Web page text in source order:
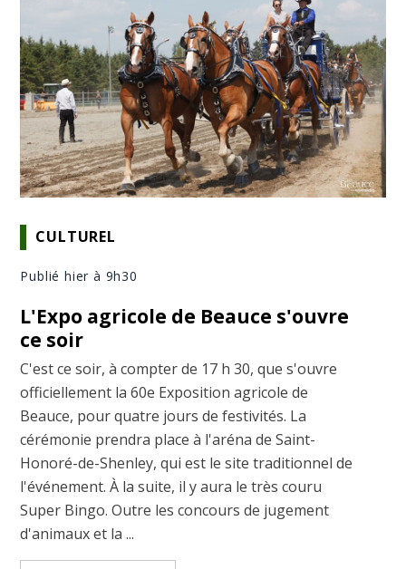
CULTUREL
Publié hier à 9h30
L'Expo agricole de Beauce s'ouvre
ce soir
C'est ce soir, à compter de 17 h 30, que s'ouvre
officiellement la 60e Exposition agricole de
Beauce, pour quatre jours de festivités. La
cérémonie prendra place à l'aréna de Saint-
Honoré-de-Shenley, qui est le site traditionnel de
l'événement. À la suite, il y aura le très couru
Super Bingo. Outre les concours de jugement
d'animaux et la ...